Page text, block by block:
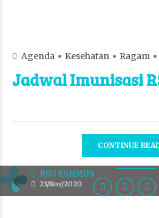
RSU ESHMUN
23/Nov/2020
Agenda Kesehatan Ragam
Jadwal Imunisasi
CONTINUE